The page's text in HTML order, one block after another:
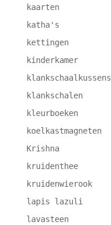
kaarten
katha's
kettingen
kinderkamer
klankschaalkussens
klankschalen
kleurboeken
koelkastmagneten
Krishna
kruidenthee
kruidenwierook
lapis lazuli
lavasteen